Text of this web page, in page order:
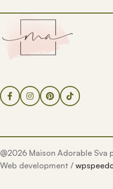
@2026 Maison Adorable Sva
Web development /